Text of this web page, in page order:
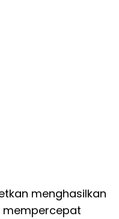
menghasilkan
mempercepat